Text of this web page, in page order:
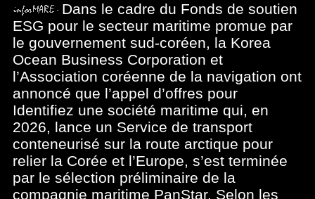
Dans le cadre du Fonds de soutien
ESG pour le secteur maritime promue par
le gouvernement sud-coréen, la Korea
Ocean Business Corporation et
l’Association coréenne de la navigation ont
annoncé que l’appel d’offres pour
Identifiez une société maritime qui, en
2026, lance un Service de transport
conteneurisé sur la route arctique pour
relier la Corée et l’Europe, s’est terminée
par le sélection préliminaire de la
compagnie maritime PanStar. Selon les